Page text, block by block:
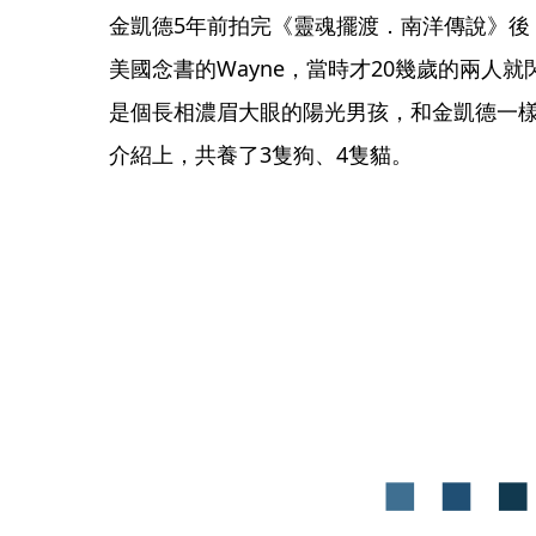
金凱德5年前拍完《靈魂擺渡．南洋傳說》
美國念書的Wayne，當時才20幾歲的兩人
是個長相濃眉大眼的陽光男孩，和金凱德一
介紹上，共養了3隻狗、4隻貓。